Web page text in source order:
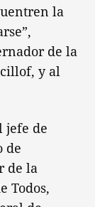
la
de la
y al
jefe de
de
de la
Todos,